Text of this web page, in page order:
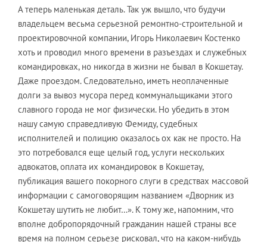
А теперь маленькая деталь. Так уж вышло, что будучи
владельцем весьма серьезной ремонтно-строительной и
проектировочной компании, Игорь Николаевич Костенко
хоть и проводил много времени в разъездах и служебных
командировках, но никогда в жизни не бывал в Кокшетау.
Даже проездом. Следовательно, иметь неоплаченные
долги за вывоз мусора перед коммунальщиками этого
славного города не мог физически. Но убедить в этом
нашу самую справедливую Фемиду, судебных
исполнителей и полицию оказалось ох как не просто. На
это потребовался еще целый год, услуги нескольких
адвокатов, оплата их командировок в Кокшетау,
публикация вашего покорного слуги в средствах массовой
информации с самоговорящим названием «Дворник из
Кокшетау шутить не любит…». К тому же, напомним, что
вполне добропорядочный гражданин нашей страны все
время на полном серьезе рисковал, что на каком-нибудь